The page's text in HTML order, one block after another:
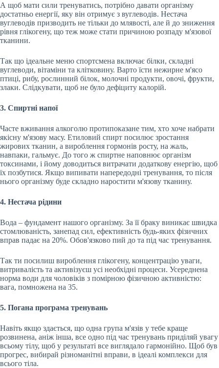
А щоб мати сили тренуватись, потрібно давати організму
достатньо енергії, яку він отримує з вуглеводів. Нестача
вуглеводів призводить не тільки до млявості, але й до зниження
рівня глікогену, що теж може стати причиною розпаду м'язової
тканини.
Так що ідеальне меню спортсмена включає білки, складні
вуглеводи, вітаміни та клітковину. Варто їсти нежирне м'ясо
птиці, рибу, рослинний білок, молочні продукти, овочі, фрукти,
злаки. Слідкувати, щоб не було дефіциту калорій.
3. Спиртні напої
Часте вживання алкоголю протипоказане тим, хто хоче набрати
якісну м'язову масу. Етиловий спирт посилює зростання
жирових тканин, а вироблення гормонів росту, на жаль,
навпаки, гальмує. До того ж спиртне наповнює організм
токсинами, і йому доводиться витрачати додаткову енергію, щоб
їх позбутися. Якщо випивати напередодні тренування, то після
нього організму буде складно наростити м'язову тканину.
4. Нестача рідини
Вода – фундамент нашого організму. За її браку виникає швидка
стомлюваність, занепад сил, ефективність будь-яких фізичних
вправ падає на 20%. Обов'язково пий до та під час тренування.
Так ти посилиш вироблення глікогену, концентрацію уваги,
витривалість та активізуєш усі необхідні процеси. Усереднена
норма води для чоловіків з помірною фізичною активністю:
вага, помножена на 35.
5. Погана програма тренувань
Навіть якщо здається, що одна група м'язів у тебе краще
розвинена, аніж інша, все одно під час тренувань приділяй увагу
всьому тілу, щоб у результаті все виглядало гармонійно. Щоб був
прогрес, вибирай різноманітні вправи, в ідеалі комплекси для
всього тіла.